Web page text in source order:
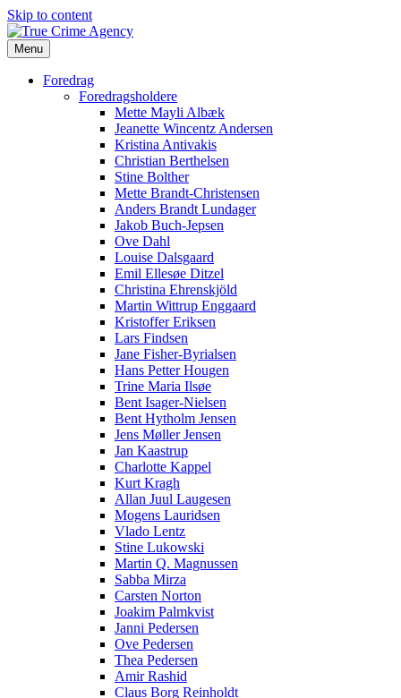
Skip to content
Menu
Foredrag
Foredragsholdere
Mette Mayli Albæk
Jeanette Wincentz Andersen
Kristina Antivakis
Christian Berthelsen
Stine Bolther
Mette Brandt-Christensen
Anders Brandt Lundager
Jakob Buch-Jepsen
Ove Dahl
Louise Dalsgaard
Emil Ellesøe Ditzel
Christina Ehrenskjöld
Martin Wittrup Enggaard
Kristoffer Eriksen
Lars Findsen
Jane Fisher-Byrialsen
Hans Petter Hougen
Trine Maria Ilsøe
Bent Isager-Nielsen
Bent Hytholm Jensen
Jens Møller Jensen
Jan Kaastrup
Charlotte Kappel
Kurt Kragh
Allan Juul Laugesen
Mogens Lauridsen
Vlado Lentz
Stine Lukowski
Martin Q. Magnussen
Sabba Mirza
Carsten Norton
Joakim Palmkvist
Janni Pedersen
Ove Pedersen
Thea Pedersen
Amir Rashid
Claus Borg Reinholdt